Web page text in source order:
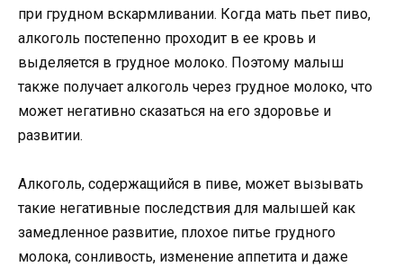
при грудном вскармливании. Когда мать пьет пиво,
алкоголь постепенно проходит в ее кровь и
выделяется в грудное молоко. Поэтому малыш
также получает алкоголь через грудное молоко, что
может негативно сказаться на его здоровье и
развитии.
Алкоголь, содержащийся в пиве, может вызывать
такие негативные последствия для малышей как
замедленное развитие, плохое питье грудного
молока, сонливость, изменение аппетита и даже